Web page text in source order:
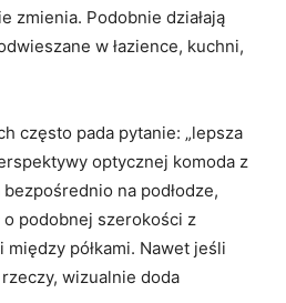
zmienia. Podobnie działają
w łazience, kuchni,
często pada pytanie: „lepsza
optycznej komoda z
na podłodze,
o podobnej szerokości z
półkami. Nawet jeśli
wizualnie doda